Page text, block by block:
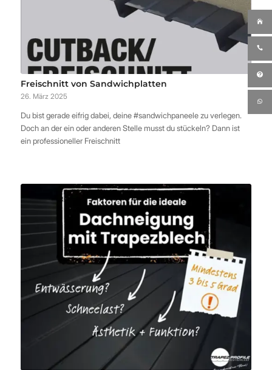
Freischnitt von Sandwichplatten
26. März 2025
Du bist gerade eifrig dabei, deine #sandwichpaneele zu verlegen.
Doch an der ein oder anderen Stelle musst du stückeln? Dann ist
ein professioneller Freischnitt